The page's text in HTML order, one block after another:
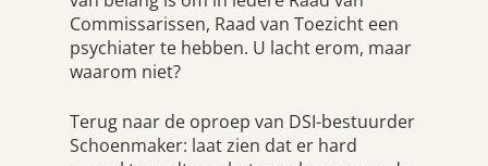
Commissarissen, Raad van Toezicht een
psychiater te hebben. U lacht erom, maar
waarom niet?
Terug naar de oproep van DSI-bestuurder
Schoenmaker: laat zien dat er hard